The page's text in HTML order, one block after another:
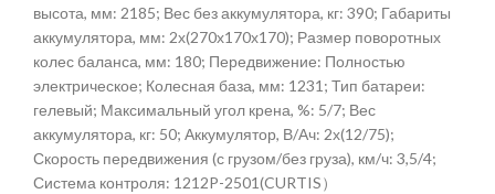
высота, мм: 2185; Вес без аккумулятора, кг: 390; Габариты
аккумулятора, мм: 2х(270х170х170); Размер поворотных
колес баланса, мм: 180; Передвижение: Полностью
электрическое; Колесная база, мм: 1231; Тип батареи:
гелевый; Максимальный угол крена, %: 5/7; Вес
аккумулятора, кг: 50; Аккумулятор, В/Ач: 2х(12/75);
Скорость передвижения (с грузом/без груза), км/ч: 3,5/4;
Система контроля: 1212P-2501(CURTIS）